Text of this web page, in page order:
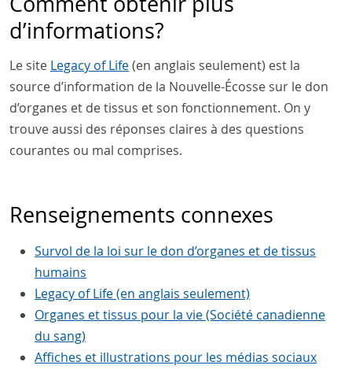
d’informations?
Le site Legacy of Life(en anglais seulement) est la
source d’information de la Nouvelle-Écosse sur le don
d’organes et de tissus et son fonctionnement. On y
trouve aussi des réponses claires à des questions
courantes ou mal comprises.
Renseignements connexes
Survol de la loi sur le don d’organes et de tissus
humains
Legacy of Life (en anglais seulement)
Organes et tissus pour la vie (Société canadienne
du sang)
Affiches et illustrations pour les médias sociaux